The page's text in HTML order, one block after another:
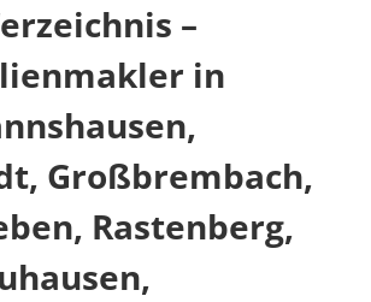
–
in
Großbrembach,
Rastenberg,